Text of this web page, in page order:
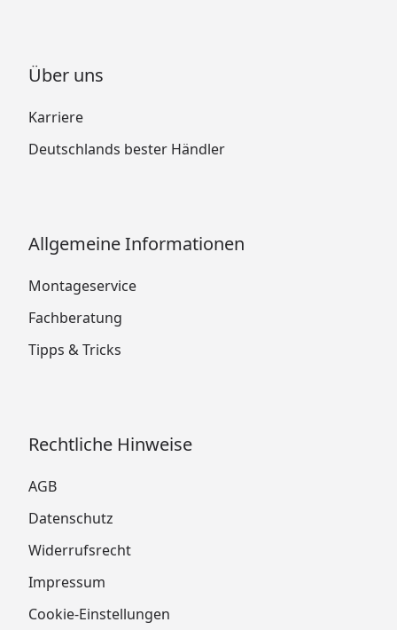
Über uns
Karriere
Deutschlands bester Händler
Allgemeine Informationen
Montageservice
Fachberatung
Tipps & Tricks
Rechtliche Hinweise
AGB
Datenschutz
Widerrufsrecht
Impressum
Cookie-Einstellungen